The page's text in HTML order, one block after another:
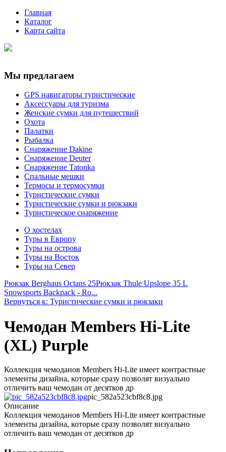
Главная
Каталог
Карта сайта
Мы предлагаем
GPS навигаторы туристические
Аксессуары для туризма
Женские сумки для путешествий
Охота
Палатки
Рыбалка
Снаряжение Dakine
Снаряжение Deuter
Снаряжение Tatonka
Спальные мешки
Термосы и термосумки
Туристические сумки
Туристические сумки и рюкзаки
Туристическое снаряжение
О хостелах
Туры в Европу
Туры на острова
Туры на Восток
Туры на Север
Рюкзак Berghaus Octans 25Рюкзак Thule Upslope 35 L
Snowsports Backpack - Ro...
Вернуться к: Туристические сумки и рюкзаки
Чемодан Members Hi-Lite
(XL) Purple
Коллекция чемоданов Members Hi-Lite имеет контрастные
элементы дизайна, которые сразу позволят визуально
отличить ваш чемодан от десятков др
pic_582a523cbf8c8.jpg
Описание
Коллекция чемоданов Members Hi-Lite имеет контрастные
элементы дизайна, которые сразу позволят визуально
отличить ваш чемодан от десятков др